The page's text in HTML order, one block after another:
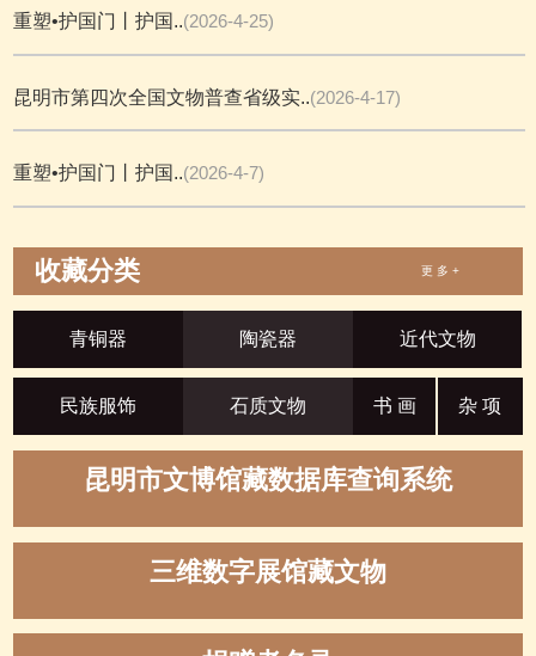
重塑•护国门丨护国..(2026-4-25)
昆明市第四次全国文物普查省级实..(2026-4-17)
重塑•护国门丨护国..(2026-4-7)
收藏分类 更 多 +
青铜器 陶瓷器 近代文物
民族服饰 石质文物 书 画 杂 项
昆明市文博馆藏数据库查询系统
三维数字展馆藏文物